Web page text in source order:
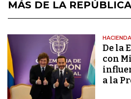
MÁS DE LA REPÚBLICA
HACIENDA
De la
con
a la